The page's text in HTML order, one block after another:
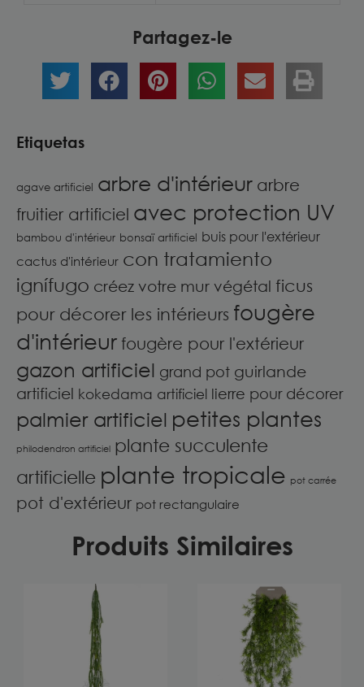
Partagez-le
Etiquetas
agave artificiel arbre d'intérieur arbre
fruitier artificiel avec protection UV
bambou d'intérieur bonsaï artificiel buis pour l'extérieur
cactus d'intérieur con tratamiento
ignífugo créez votre mur végétal ficus
pour décorer les intérieurs fougère
d'intérieur fougère pour l'extérieur
gazon artificiel grand pot guirlande
artificiel kokedama artificiel lierre pour décorer
palmier artificiel petites plantes
philodendron artificiel plante succulente
artificielle plante tropicale pot carrée
pot d'extérieur pot rectangulaire
Produits Similaires